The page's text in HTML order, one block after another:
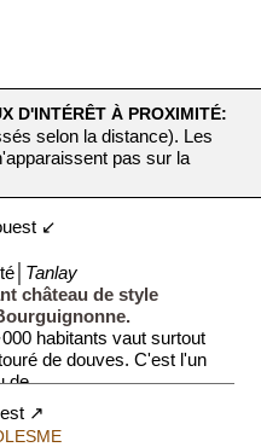
D'INTÉRÊT À PROXIMITÉ:
selon la distance). Les
pas sur la
↙
Tanlay
château de style
habitants vaut surtout
de douves. C'est l'un
de ...
↗